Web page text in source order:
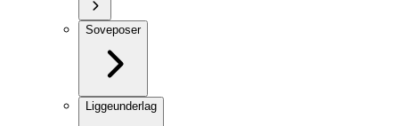
Soveposer
Liggeunderlag